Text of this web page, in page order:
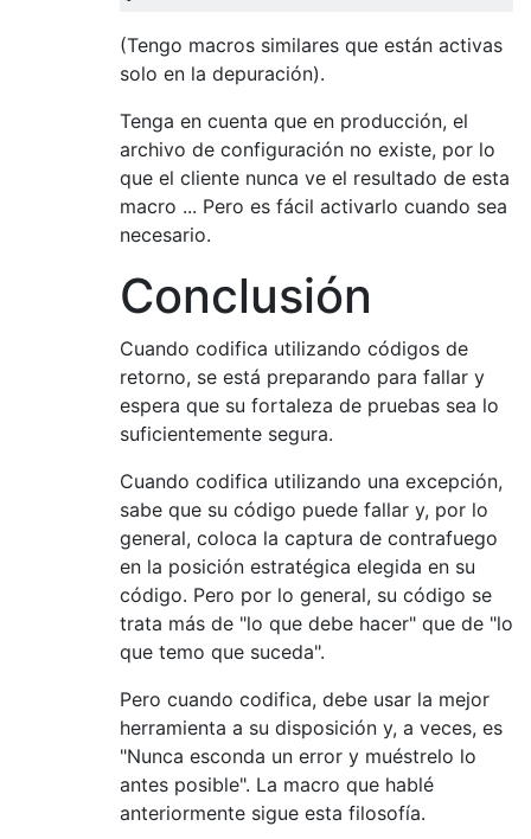
(Tengo macros similares que están activas
solo en la depuración).
Tenga en cuenta que en producción, el
archivo de configuración no existe, por lo
que el cliente nunca ve el resultado de esta
macro ... Pero es fácil activarlo cuando sea
necesario.
Conclusión
Cuando codifica utilizando códigos de
retorno, se está preparando para fallar y
espera que su fortaleza de pruebas sea lo
suficientemente segura.
Cuando codifica utilizando una excepción,
sabe que su código puede fallar y, por lo
general, coloca la captura de contrafuego
en la posición estratégica elegida en su
código. Pero por lo general, su código se
trata más de "lo que debe hacer" que de "lo
que temo que suceda".
Pero cuando codifica, debe usar la mejor
herramienta a su disposición y, a veces, es
"Nunca esconda un error y muéstrelo lo
antes posible". La macro que hablé
anteriormente sigue esta filosofía.